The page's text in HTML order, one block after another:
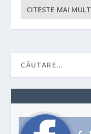
CITESTE MAI MULT